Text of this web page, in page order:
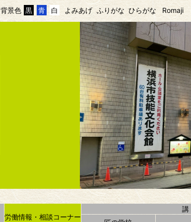
背景色 黒 青 白 よみあげ ふりがな ひらがな Romaji
労働情報・相談コーナー